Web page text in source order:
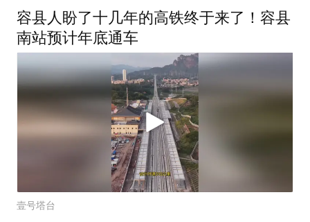
容县人盼了十几年的高铁终于来了！容县
南站预计年底通车
壹号塔台